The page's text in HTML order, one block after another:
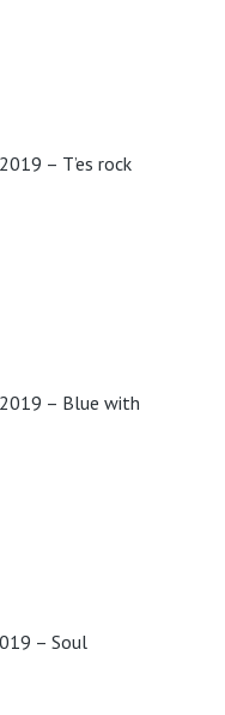
– T’es rock
– Blue with
– Soul